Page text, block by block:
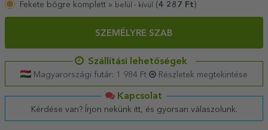
Fekete bögre komplett » belül - kívül (4 287 Ft )
SZEMÉLYRE SZAB
Szállítási lehetőségek
Magyarországi futár: 1 984 Ft Részletek megtekintése
Kapcsolat
Kérdése van? Írjon nekünk itt, és gyorsan válaszolunk.